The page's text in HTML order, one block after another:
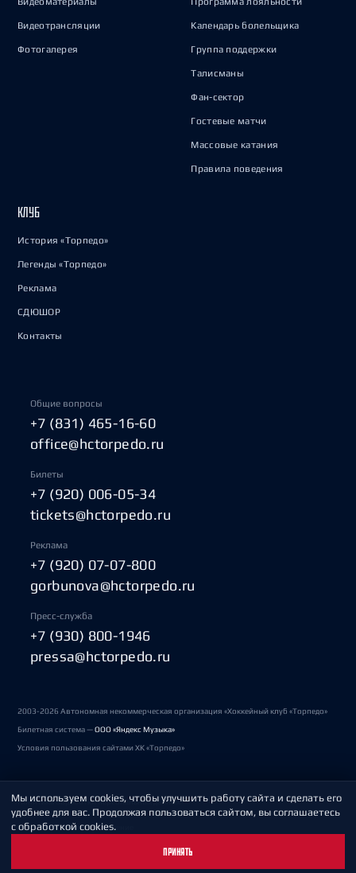
Видеотрансляции
Фотогалерея
Календарь болельщика
Группа поддержки
Талисманы
Фан-сектор
Гостевые матчи
Массовые катания
Правила поведения
КЛУБ
История «Торпедо»
Легенды «Торпедо»
Реклама
СДЮШОР
Контакты
Общие вопросы
+7 (831) 465-16-60
office@hctorpedo.ru
Билеты
+7 (920) 006-05-34
tickets@hctorpedo.ru
Реклама
+7 (920) 07-07-800
gorbunova@hctorpedo.ru
Пресс-служба
+7 (930) 800-1946
pressa@hctorpedo.ru
2003-2026 Автономная некоммерческая организация «Хоккейный клуб «Торпедо»
Билетная система —ООО «Яндекс Музыка»
Условия пользования сайтами ХК «Торпедо»
Политика обработки персональных данных
Пользовательское соглашение
Мы используем cookies, чтобы улучшить работу сайта и сделать его
удобнее для вас. Продолжая пользоваться сайтом, вы соглашаетесь
с обработкой cookies.
ПРИНЯТЬ